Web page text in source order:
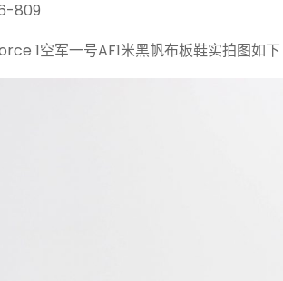
809
1空军一号AF1米黑帆布板鞋实拍图如